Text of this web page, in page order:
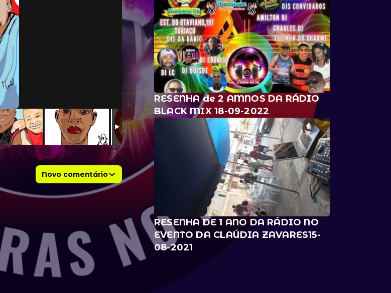
RESENHA de 2 AMNOS DA RÁDIO
BLACK MIX 18-09-2022
RESENHA DE 1 ANO DA RÁDIO NO
EVENTO DA CLAÚDIA ZAVARES15-
08-2021
Novo comentário